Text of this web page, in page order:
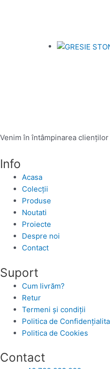
Venim în întâmpinarea
Info
Acasa
Colecții
Produse
Noutati
Proiecte
Despre noi
Contact
Suport
Cum livrăm?
Retur
Termeni și condiții
Politica de
Politica de Cookies
Contact